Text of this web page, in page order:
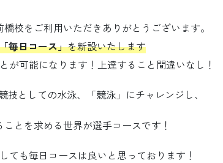
ご利用いただきありがとうございます。
毎日コース」を新設いたします
能になります！上達すること間違いなし！
としての水泳、「競泳」にチャレンジし、
とを求める世界が選手コースです！
ても毎日コースは良いと思っております！